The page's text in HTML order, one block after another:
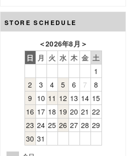
STORE SCHEDULE
＜2026年8月 ＞
日 月 火 水 木 金 土
1
2
3 4 5 6 7
8
9 10 11 12 13 14 15
16 17 18 19 20 21 22
23 24 25 26 27 28 29
30 31